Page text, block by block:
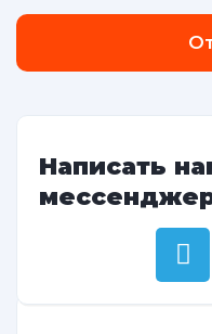
Написать